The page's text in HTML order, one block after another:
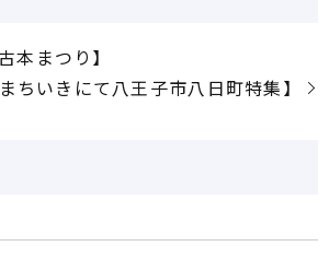
本まつり】
ちいきにて八王子市八日町特集】